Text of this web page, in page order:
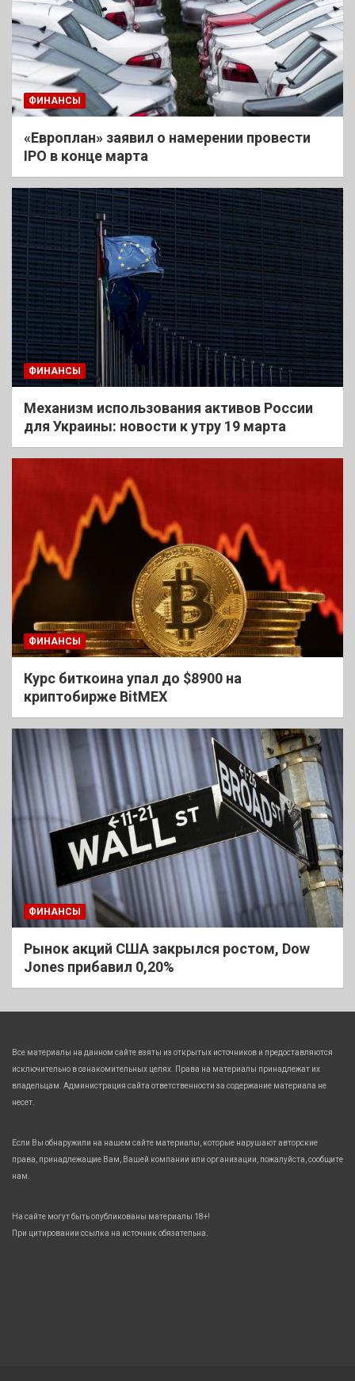
ФИНАНСЫ
«Европлан» заявил о намерении провести
IPO в конце марта
ФИНАНСЫ
Механизм использования активов России
для Украины: новости к утру 19 марта
ФИНАНСЫ
Курс биткоина упал до $8900 на
криптобирже BitMEX
ФИНАНСЫ
Рынок акций США закрылся ростом, Dow
Jones прибавил 0,20%
Все материалы на данном сайте взяты из открытых источников и предоставляются
исключительно в ознакомительных целях. Права на материалы принадлежат их
владельцам. Администрация сайта ответственности за содержание материала не
несет.
Если Вы обнаружили на нашем сайте материалы, которые нарушают авторские
права, принадлежащие Вам, Вашей компании или организации, пожалуйста, сообщите
нам.
На сайте могут быть опубликованы материалы 18+!
При цитировании ссылка на источник обязательна.